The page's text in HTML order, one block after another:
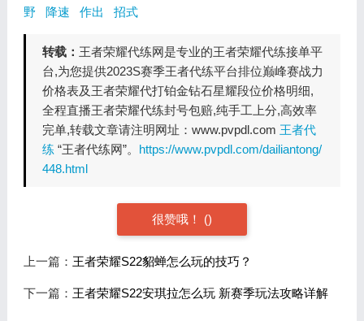
野
降速 作出 招式
转载： 王者荣耀代练网是专业的王者荣耀代练接单平
台,为您提供2023S赛季王者代练平台排位巅峰赛战力
价格表及王者荣耀代打铂金钻石星耀段位价格明细,
全程直播王者荣耀代练封号包赔,纯手工上分,高效率
完单,转载文章请注明网址：www.pvpdl.com 王者代
练 “王者代练网”。 https://www.pvpdl.com/dailiantong/
448.html
很赞哦！ ()
上一篇： 王者荣耀S22貂蝉怎么玩的技巧？
下一篇： 王者荣耀S22安琪拉怎么玩 新赛季玩法攻略详解